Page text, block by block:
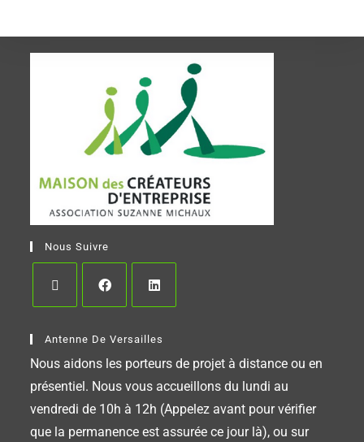
Nous Suivre
Antenne De Versailles
Nous aidons les porteurs de projet à distance ou en
présentiel. Nous vous accueillons du lundi au
vendredi de 10h à 12h (Appelez avant pour vérifier
que la permanence est assurée ce jour là), ou sur